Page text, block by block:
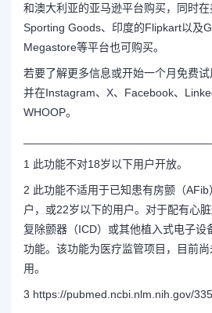
和澳大利亚的亚马逊平台购买，同时在
Sporting Goods、印度的Flipkart以及
Megastore等平台也可购买。
若要了解更多信息或开始一个月免费试
并在Instagram、 X、 Facebook、
WHOOP。
1 此功能不对18岁以下用户开放。
2 此功能不适用于已知患有房颤（
户，或22岁以下的用户。对于配有心
复除颤器（ICD）或其他植入式电子设
功能。该功能为医疗监管项目，目前
用。
3 https://pubmed.ncbi.nlm.nih.gov/